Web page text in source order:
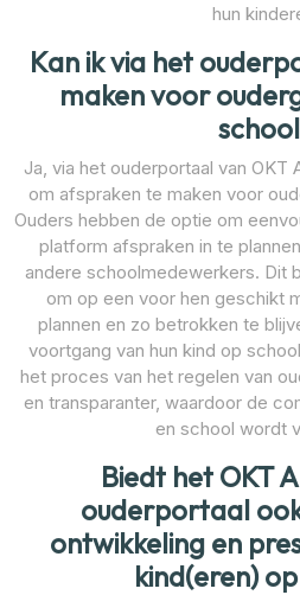
hun
Kan ik via het
maken voor
Ja, via het ouderportaal van OKT
om afspraken te maken voor
Ouders hebben de optie om
platform afspraken in te
andere schoolmedewerkers. Dit
om op een voor hen geschikt
plannen en zo betrokken te
voortgang van hun kind op
het proces van het regelen van
en transparanter, waardoor de
en school wordt
Biedt het OKT
ouderportaal
ontwikkeling en
kind(eren)